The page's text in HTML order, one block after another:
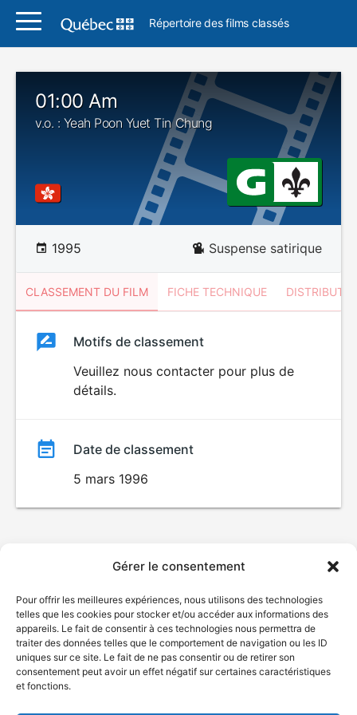
Gérer le consentement
Pour offrir les meilleures expériences, nous utilisons des technologies
telles que les cookies pour stocker et/ou accéder aux informations des
appareils. Le fait de consentir à ces technologies nous permettra de
traiter des données telles que le comportement de navigation ou les ID
uniques sur ce site. Le fait de ne pas consentir ou de retirer son
consentement peut avoir un effet négatif sur certaines caractéristiques
et fonctions.
Répertoire des films classés
01:00 Am
v.o. : Yeah Poon Yuet Tin Chung
1995 Suspense satirique
CLASSEMENT DU FILM FICHE TECHNIQUE
ClassementClassement
Motifs de classement
Veuillez nous contacter pour plus de
détails.
Date de classement
5 mars 1996